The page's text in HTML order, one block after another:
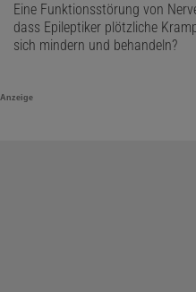
Eine Funktionsstörung von
dass Epileptiker plötzliche
sich mindern und behandeln?
Anzeige